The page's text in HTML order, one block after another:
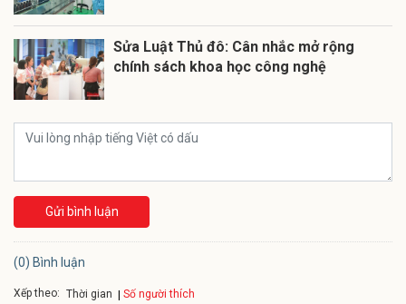
Sửa Luật Thủ đô: Cân nhắc mở rộng
chính sách khoa học công nghệ
Gửi bình luận
(0) Bình luận
Xếp theo: Thời gian Số người thích